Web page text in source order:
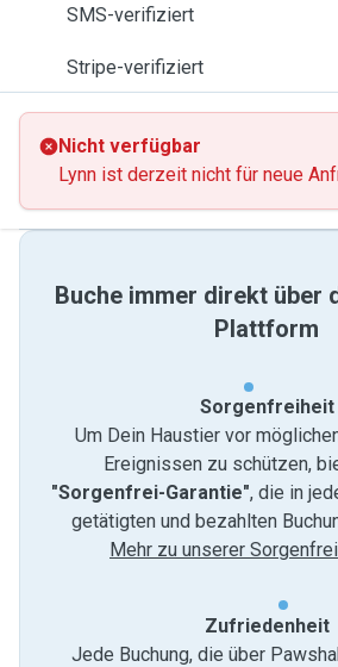
SMS-verifiziert
Stripe-verifiziert
Nicht verfügbar
Lynn ist derzeit nicht für neue
Buche immer direkt über
Plattform
Sorgenfreiheit
Um Dein Haustier vor
Ereignissen zu schützen,
"Sorgenfrei-Garantie", die in
getätigten und bezahlten
Mehr zu unserer
Zufriedenheit
Jede Buchung, die über